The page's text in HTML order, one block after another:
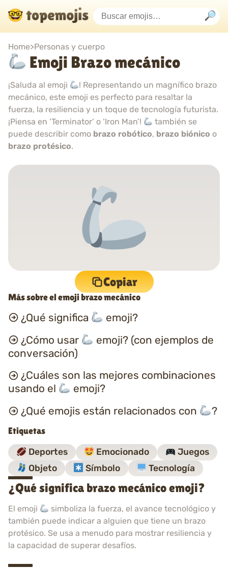
Home>Personas y cuerpo
Emoji Brazo mecánico
¡Saluda al emoji
! Representando un magnífico brazo
mecánico, este emoji es perfecto para resaltar la
fuerza, la resiliencia y un toque de tecnología futurista.
¡Piensa en ‘Terminator’ o ‘Iron Man’!
también se
puede describir como brazo robótico, brazo biónico o
brazo protésico.
Copiar
Más sobre el emoji brazo mecánico
¿Qué significa
emoji?
¿Cómo usar
emoji? (con ejemplos de
conversación)
¿Cuáles son las mejores combinaciones
usando el
emoji?
¿Qué emojis están relacionados con
?
Etiquetas
Deportes Emocionado
Juegos
Objeto
Símbolo Tecnología
¿Qué significa brazo mecánico emoji?
El emoji
simboliza la fuerza, el avance tecnológico y
también puede indicar a alguien que tiene un brazo
protésico. Se usa a menudo para mostrar resiliencia y
la capacidad de superar desafíos.